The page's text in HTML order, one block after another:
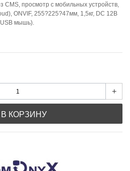
CMS, просмотр с мобильных устройств,
ONVIF, 255?225?47мм, 1,5кг, DC 12В
USB мышь).
+
В КОРЗИНУ